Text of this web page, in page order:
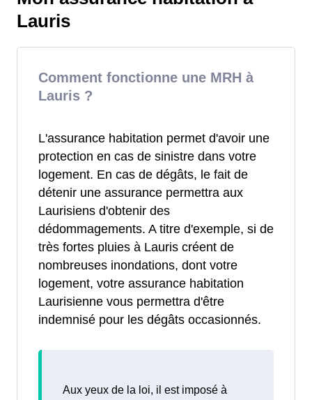
Lauris
Comment fonctionne une MRH à
Lauris ?
L'assurance habitation permet d'avoir une
protection en cas de sinistre dans votre
logement. En cas de dégâts, le fait de
détenir une assurance permettra aux
Laurisiens d'obtenir des
dédommagements. A titre d'exemple, si de
très fortes pluies à Lauris créent de
nombreuses inondations, dont votre
logement, votre assurance habitation
Laurisienne vous permettra d'être
indemnisé pour les dégâts occasionnés.
Aux yeux de la loi, il est imposé à